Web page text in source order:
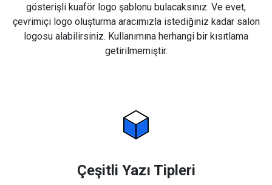
gösterişli kuaför logo şablonu bulacaksınız. Ve evet,
çevrimiçi logo oluşturma aracımızla istediğiniz kadar salon
logosu alabilirsiniz. Kullanımına herhangi bir kısıtlama
getirilmemiştir.
Çeşitli Yazı Tipleri